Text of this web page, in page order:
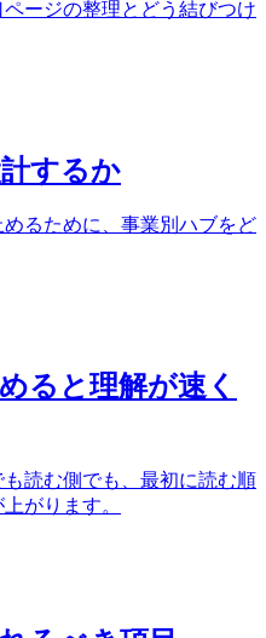
ージの整理とどう結びつけ
するか
るために、事業別ハブをど
ると理解が速く
読む側でも、最初に読む順
がります。